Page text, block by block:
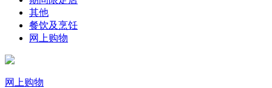
其他
餐饮及烹饪
网上购物
网上购物